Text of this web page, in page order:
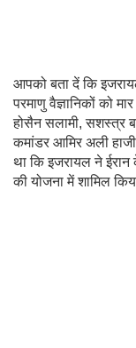
आपको बता दें कि
परमाणु वैज्ञानिकों को
होसैन सलामी, सशस्त्र
कमांडर आमिर अली
था कि इजरायल ने ईरान
की योजना में शामिल